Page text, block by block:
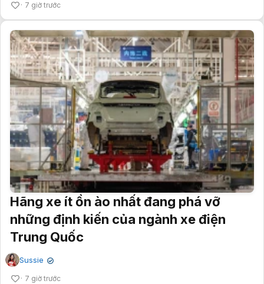
7 giờ trước
Hãng xe ít ồn ào nhất đang phá vỡ
những định kiến của ngành xe điện
Trung Quốc
Sussie ✔
7 giờ trước